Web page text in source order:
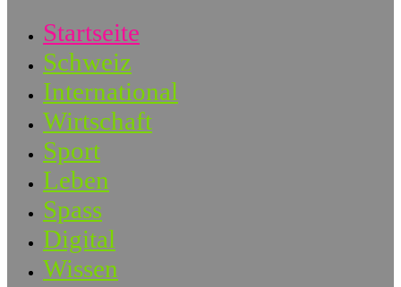
Startseite
Schweiz
International
Wirtschaft
Sport
Leben
Spass
Digital
Wissen